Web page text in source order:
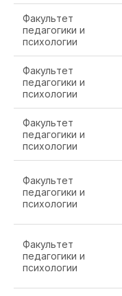
Факультет
педагогики и
психологии
Факультет
педагогики и
психологии
Факультет
педагогики и
психологии
Факультет
педагогики и
психологии
Факультет
педагогики и
психологии